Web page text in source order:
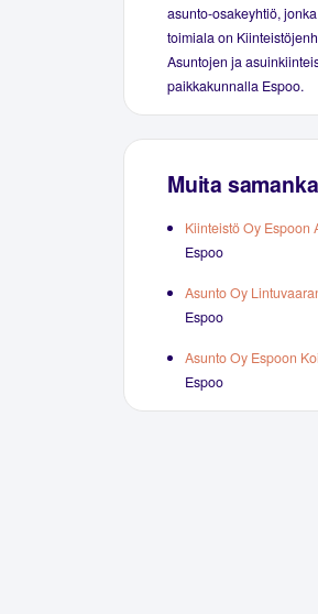
asunto-osakeyhtiö,
toimiala on
Asuntojen ja
paikkakunnalla Espoo.
Muita
Kiinteistö Oy Espoon
Espoo
Asunto Oy
Espoo
Asunto Oy Espoon
Espoo